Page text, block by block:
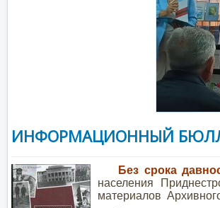
ИНФОРМАЦИОННЫЙ
Без срока
населения
материалов